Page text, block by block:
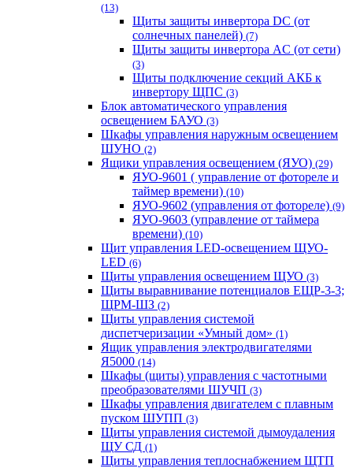
(13)
Щиты защиты инвертора DC (от
солнечных панелей) (7)
Щиты защиты инвертора AC (от сети)
(3)
Щиты подключение секций АКБ к
инвертору ЩПС (3)
Блок автоматического управления
освещением БАУО (3)
Шкафы управления наружным освещением
ШУНО (2)
Ящики управления освещением (ЯУО) (29)
ЯУО-9601 ( управление от фотореле и
таймер времени) (10)
ЯУО-9602 (управления от фотореле) (9)
ЯУО-9603 (управление от таймера
времени) (10)
Щит управления LED-освещением ЩУО-
LED (6)
Щиты управления освещением ЩУО (3)
Щиты выравнивание потенциалов ЕЩР-3-3;
ЩРМ-ШЗ (2)
Щиты управления системой
диспетчеризации «Умный дом» (1)
Ящик управления электродвигателями
Я5000 (14)
Шкафы (щиты) управления с частотными
преобразователями ШУЧП (3)
Шкафы управления двигателем с плавным
пуском ШУПП (3)
Щиты управления системой дымоудаления
ЩУ СД (1)
Щиты управления теплоснабжением ЩТП